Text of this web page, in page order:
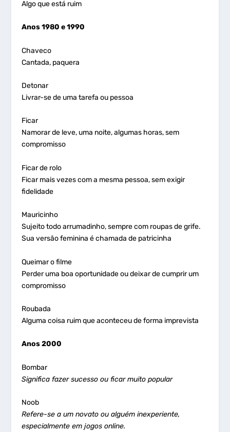
Algo que está ruim
Anos 1980 e 1990
Chaveco
Cantada, paquera
Detonar
Livrar-se de uma tarefa ou pessoa
Ficar
Namorar de leve, uma noite, algumas horas, sem
compromisso
Ficar de rolo
Ficar mais vezes com a mesma pessoa, sem exigir
fidelidade
Mauricinho
Sujeito todo arrumadinho, sempre com roupas de grife.
Sua versão feminina é chamada de patricinha
Queimar o filme
Perder uma boa oportunidade ou deixar de cumprir um
compromisso
Roubada
Alguma coisa ruim que aconteceu de forma imprevista
Anos 2000
Bombar
Significa fazer sucesso ou ficar muito popular
Noob
Refere-se a um novato ou alguém inexperiente,
especialmente em jogos online.